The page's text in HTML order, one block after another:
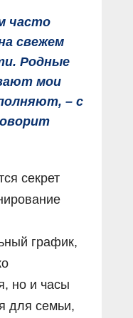
часто
свежем
Родные
мои
– с
секрет
график,
но и часы
для семьи,